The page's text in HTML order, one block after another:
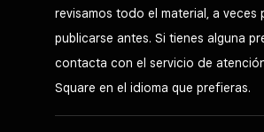
revisamos todo el material, a veces
publicarse antes. Si tienes alguna
contacta con el servicio de
Square en el idioma que prefieras.